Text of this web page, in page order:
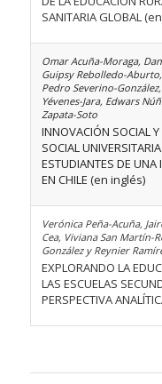
SANITARIA GLOBAL
Omar Acuña-Moraga,
Guipsy Rebolledo-
Pedro Severino-
Yévenes-Jara, Edwars
Zapata-Soto
INNOVACIÓN SOCIAL
SOCIAL
ESTUDIANTES DE UNA
EN CHILE (en inglés)
Verónica Peña-Acuña,
Cea, Viviana San Martín-
González y Reynier
EXPLORANDO LA
LAS ESCUELAS
PERSPECTIVA